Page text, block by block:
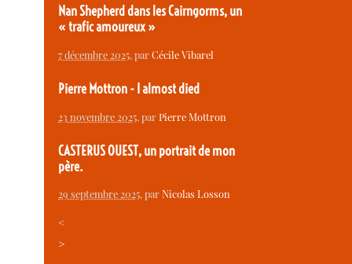
Nan Shepherd dans les Cairngorms, un
« trafic amoureux »
7 décembre 2025, parCécile Vibarel
Pierre Mottron - I almost died
23 novembre 2025, parPierre Mottron
CASTERUS OUEST, un portrait de mon
père.
29 septembre 2025, parNicolas Losson
<
>